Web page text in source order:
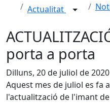
Actualitat
porta a porta
Dilluns, 20 de juliol de 2020
Aquest mes de juliol es fa
l'actualització de l'imant